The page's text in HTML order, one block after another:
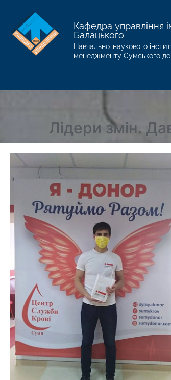
Кафедра управління
Балацького
Навчально-наукового
менеджменту Сумського
Лідери змін.